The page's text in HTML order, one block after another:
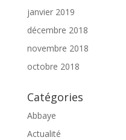
janvier 2019
décembre 2018
novembre 2018
octobre 2018
Catégories
Abbaye
Actualité